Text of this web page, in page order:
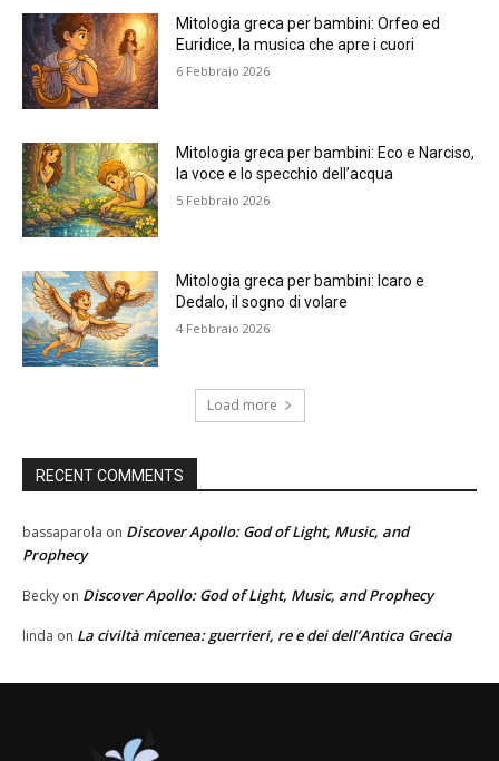
Mitologia greca per bambini: Orfeo ed
Euridice, la musica che apre i cuori
6 Febbraio 2026
Mitologia greca per bambini: Eco e Narciso,
la voce e lo specchio dell’acqua
5 Febbraio 2026
Mitologia greca per bambini: Icaro e
Dedalo, il sogno di volare
4 Febbraio 2026
Load more
RECENT COMMENTS
bassaparola on Discover Apollo: God of Light, Music, and
Prophecy
Becky on Discover Apollo: God of Light, Music, and Prophecy
linda on La civiltà micenea: guerrieri, re e dei dell’Antica Grecia